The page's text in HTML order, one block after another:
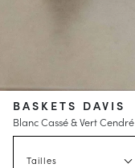
BASKETS DAVIS
Blanc Cassé & Vert Cendré
Tailles